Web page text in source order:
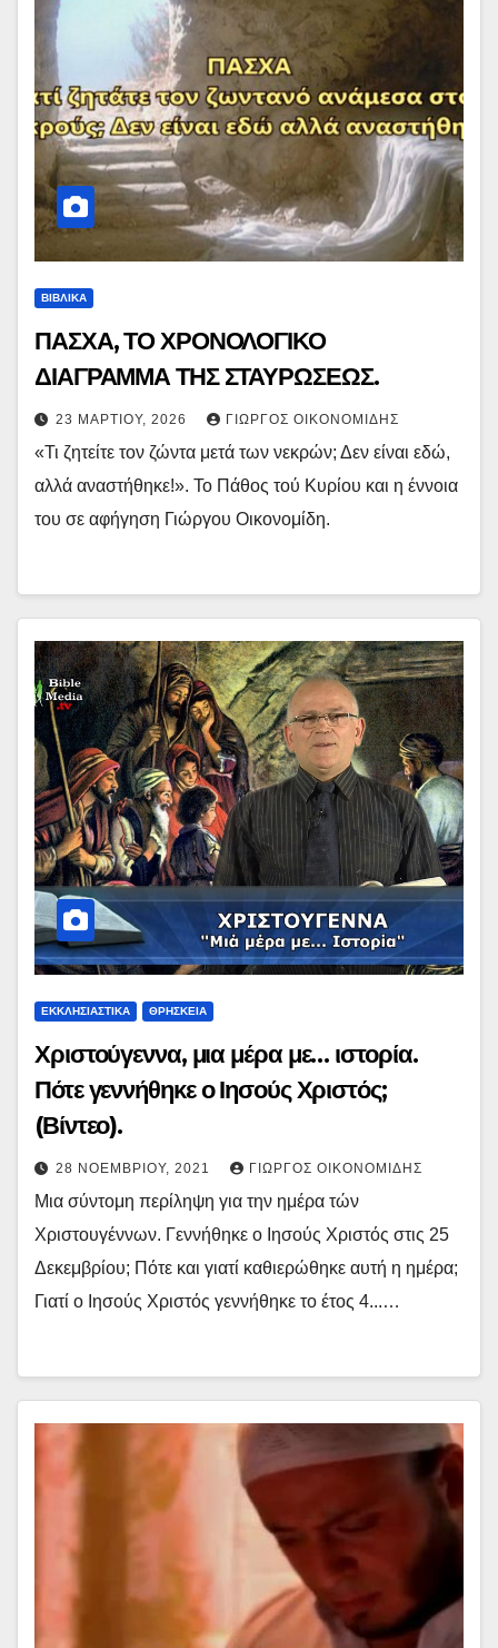
ΒΙΒΛΙΚΑ
ΠΑΣΧΑ, ΤΟ ΧΡΟΝΟΛΟΓΙΚΟ
ΔΙΑΓΡΑΜΜΑ ΤΗΣ ΣΤΑΥΡΩΣΕΩΣ.
23 ΜΑΡΤΊΟΥ, 2026 ΓΙΏΡΓΟΣ ΟΙΚΟΝΟΜΊΔΗΣ
«Τι ζητείτε τον ζώντα μετά των νεκρών; Δεν είναι εδώ,
αλλά αναστήθηκε!». Το Πάθος τού Κυρίου και η έννοια
του σε αφήγηση Γιώργου Οικονομίδη.
ΕΚΚΛΗΣΙΑΣΤΙΚΑ ΘΡΗΣΚΕΙΑ
Χριστούγεννα, μια μέρα με… ιστορία.
Πότε γεννήθηκε ο Ιησούς Χριστός;
(Βίντεο).
28 ΝΟΕΜΒΡΊΟΥ, 2021 ΓΙΏΡΓΟΣ ΟΙΚΟΝΟΜΊΔΗΣ
Μια σύντομη περίληψη για την ημέρα τών
Χριστουγέννων. Γεννήθηκε ο Ιησούς Χριστός στις 25
Δεκεμβρίου; Πότε και γιατί καθιερώθηκε αυτή η ημέρα;
Γιατί ο Ιησούς Χριστός γεννήθηκε το έτος 4...…